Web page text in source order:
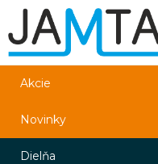
Akcie
Novinky
Dielňa